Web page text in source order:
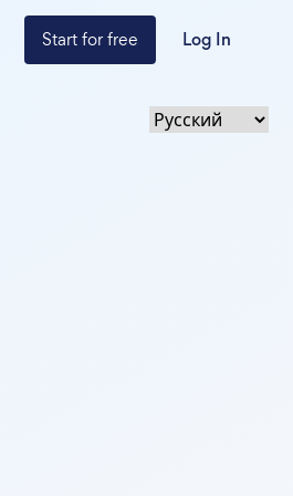
Start for free Log In